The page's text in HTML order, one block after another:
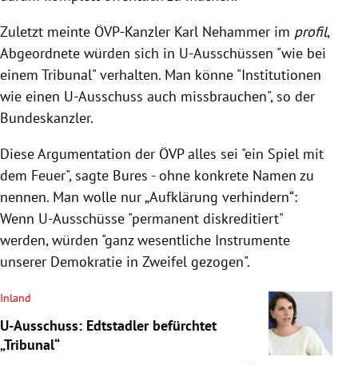
Zuletzt meinte ÖVP-Kanzler Karl Nehammer im profil,
Abgeordnete würden sich in U-Ausschüssen "wie bei
einem Tribunal" verhalten. Man könne "Institutionen
wie einen U-Ausschuss auch missbrauchen", so der
Bundeskanzler.
Diese Argumentation der ÖVP alles sei "ein Spiel mit
dem Feuer", sagte Bures - ohne konkrete Namen zu
nennen. Man wolle nur „Aufklärung verhindern“:
Wenn U-Ausschüsse "permanent diskreditiert"
werden, würden "ganz wesentliche Instrumente
unserer Demokratie in Zweifel gezogen".
Inland
U-Ausschuss: Edtstadler befürchtet
„Tribunal“